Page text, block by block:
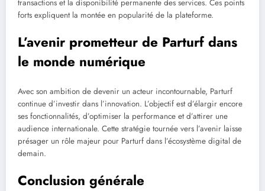
transactions et la disponibilité permanente des services. Ces points
forts expliquent la montée en popularité de la plateforme.
L’avenir prometteur de Parturf dans
le monde numérique
Avec son ambition de devenir un acteur incontournable, Parturf
continue d’investir dans l’innovation. L’objectif est d’élargir encore
ses fonctionnalités, d’optimiser la performance et d’attirer une
audience internationale. Cette stratégie tournée vers l’avenir laisse
présager un rôle majeur pour Parturf dans l’écosystème digital de
demain.
Conclusion générale